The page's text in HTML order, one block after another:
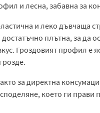
и лесна, забавна за
и леко дъвчаща
плътна, за да
Гроздовият профил е
за директна
което ги